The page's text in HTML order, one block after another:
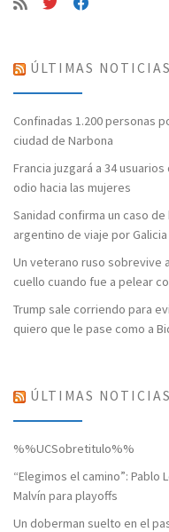
ÚLTIMAS
Confinadas 1.200 personas
ciudad de Narbona
Francia juzgará a 34
odio hacia las mujeres
Sanidad confirma un caso
argentino de viaje por Galicia
Un veterano ruso sobrevive
cuello cuando fue a pelear
Trump sale corriendo para
quiero que le pase como a
ÚLTIMAS
%%UCSobretitulo%%
“Elegimos el camino”:
Malvín para playoffs
Un doberman suelto en el